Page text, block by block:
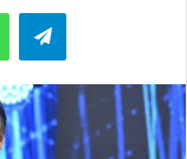
WhatsAppTelegram